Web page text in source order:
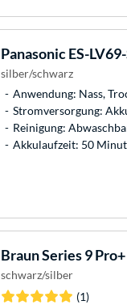
PanasonicES-
silber/schwarz
Anwendung: Nass,
Stromversorgung:
Reinigung:
Akkulaufzeit: 50
BraunSeries 9
schwarz/silber
(1)